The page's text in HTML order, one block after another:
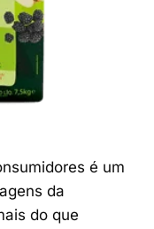
é um
da
do que